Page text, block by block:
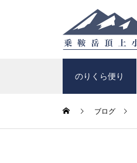
のりくら便り
ブログ